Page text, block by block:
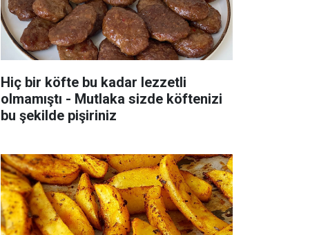
Hiç bir köfte bu kadar lezzetli
olmamıştı - Mutlaka sizde köftenizi
bu şekilde pişiriniz